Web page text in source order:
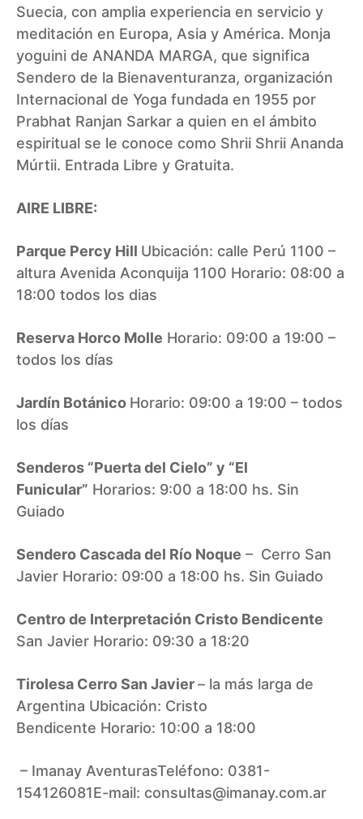
Suecia, con amplia experiencia en servicio y
meditación en Europa, Asia y América. Monja
yoguini de ANANDA MARGA, que significa
Sendero de la Bienaventuranza, organización
Internacional de Yoga fundada en 1955 por
Prabhat Ranjan Sarkar a quien en el ámbito
espiritual se le conoce como Shrii Shrii Ananda
Múrtii. Entrada Libre y Gratuita.
AIRE LIBRE:
Parque Percy Hill Ubicación: calle Perú 1100 –
altura Avenida Aconquija 1100 Horario: 08:00 a
18:00 todos los dias
Reserva Horco Molle Horario: 09:00 a 19:00 –
todos los días
Jardín Botánico Horario: 09:00 a 19:00 – todos
los días
Senderos “Puerta del Cielo” y “El
Funicular” Horarios: 9:00 a 18:00 hs. Sin
Guiado
Sendero Cascada del Río Noque – Cerro San
Javier Horario: 09:00 a 18:00 hs. Sin Guiado
Centro de Interpretación Cristo Bendicente
San Javier Horario: 09:30 a 18:20
Tirolesa Cerro San Javier– la más larga de
Argentina Ubicación: Cristo
Bendicente Horario: 10:00 a 18:00
– Imanay AventurasTeléfono: 0381-
154126081E-mail: consultas@imanay.com.ar